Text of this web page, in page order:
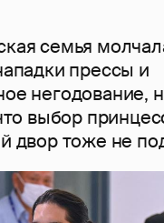
семья
прессы и
негодование,
выбор
двор тоже не